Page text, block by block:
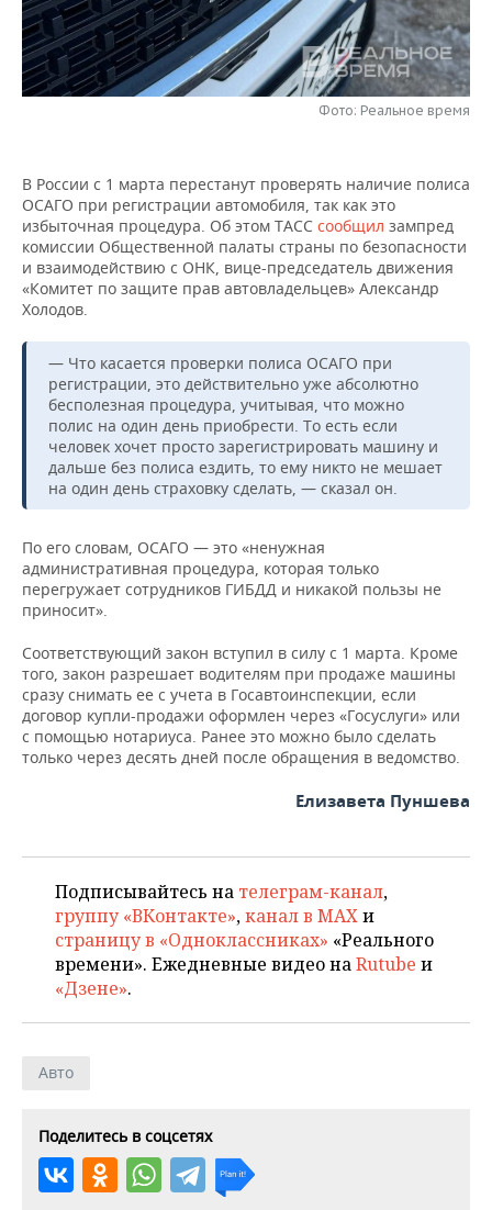
НЕФТЕХИМИЯ
НЕФТЬ
РОЗНИЧНАЯ ТОРГОВЛЯ
ТРАНСПОРТ
НОВОСТИ ТЕХНОЛОГИЙ
IT
ТЕЛЕКОММУНИКАЦИИ
МЕРОПРИЯТИЯ
НОВОСТИ МЕРОПРИЯТИЙ
БИЗНЕС-БРАНЧИ
ONLINE-КОНФЕРЕНЦИИ
ОТКРЫТАЯ ЛЕКЦИЯ
СПОРТ
ФУТБОЛ
ХОККЕЙ
БАСКЕТБОЛ
ВОЛЕЙБОЛ
КИБЕРСПОРТ
ФИГУРНОЕ КАТАНИЕ
ВОДНЫЕ ВИДЫ СПОРТА
ХОККЕЙ С МЯЧОМ
НОВОСТИ ОБЩЕСТВА
ВЛАСТЬ
ИНФРАСТРУКТУРА
ИСТОРИЯ
КУЛЬТУРА
МЕДИЦИНА
ОБРАЗОВАНИЕ
ПРОИСШЕСТВИЯ
ФОТОГАЛЕРЕЯ
СЮЖЕТЫ
СПРАВОЧНИК
СПИСОК ПЕРСОН
СПИСОК КОМПАНИЙ
ПОЛНАЯ ВЕРСИЯ
Фото: Реальное время
В России с 1 марта перестанут проверять наличие полиса
ОСАГО при регистрации автомобиля, так как это
избыточная процедура. Об этом ТАСС сообщил зампред
комиссии Общественной палаты страны по безопасности
и взаимодействию с ОНК, вице-председатель движения
«Комитет по защите прав автовладельцев» Александр
Холодов.
— Что касается проверки полиса ОСАГО при
регистрации, это действительно уже абсолютно
бесполезная процедура, учитывая, что можно
полис на один день приобрести. То есть если
человек хочет просто зарегистрировать машину и
дальше без полиса ездить, то ему никто не мешает
на один день страховку сделать, — сказал он.
По его словам, ОСАГО — это «ненужная
административная процедура, которая только
перегружает сотрудников ГИБДД и никакой пользы не
приносит».
Соответствующий закон вступил в силу с 1 марта. Кроме
того, закон разрешает водителям при продаже машины
сразу снимать ее с учета в Госавтоинспекции, если
договор купли-продажи оформлен через «Госуслуги» или
с помощью нотариуса. Ранее это можно было сделать
только через десять дней после обращения в ведомство.
Елизавета Пуншева
Подписывайтесь на телеграм-канал,
группу «ВКонтакте»,канал в MAXи
страницу в «Одноклассниках» «Реального
времени». Ежедневные видео наRutube и
«Дзене».
Авто
Поделитесь в соцсетях